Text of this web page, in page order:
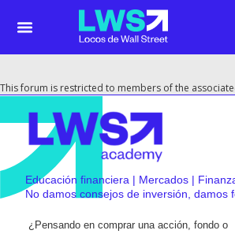
This forum is restricted to members of the
Educación financiera | Mercados |
No damos consejos de inversión, damos
¿Pensando en comprar una acción, fondo o